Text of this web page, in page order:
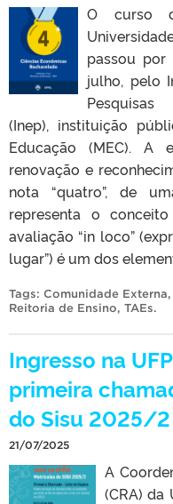
O curso
passou
julho, pelo
Pesquisas
(Inep), instituição
Educação (MEC). A
renovação e
nota “quatro”, de
representa o
avaliação “in loco”
lugar”) é um dos
Tags: Comunidade Externa,
Reitoria de Ensino, TAEs.
Ingresso na
primeira
do Sisu 2025/2
21/07/2025
A
(CRA) da